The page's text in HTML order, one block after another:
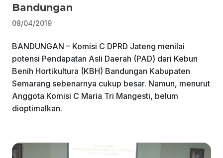
Bandungan
08/04/2019
BANDUNGAN – Komisi C DPRD Jateng menilai
potensi Pendapatan Asli Daerah (PAD) dari Kebun
Benih Hortikultura (KBH) Bandungan Kabupaten
Semarang sebenarnya cukup besar. Namun, menurut
Anggota Komisi C Maria Tri Mangesti, belum
dioptimalkan.